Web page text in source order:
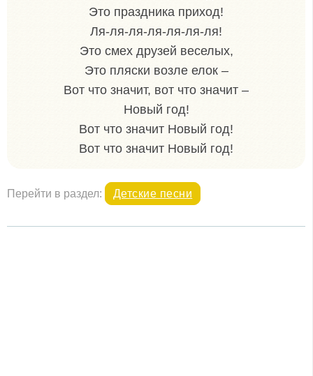
Это праздника приход!
Ля-ля-ля-ля-ля-ля-ля!
Это смех друзей веселых,
Это пляски возле елок –
Вот что значит, вот что значит –
Новый год!
Вот что значит Новый год!
Вот что значит Новый год!
Перейти в раздел: Детские песни